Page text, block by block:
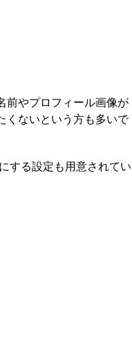
前やプロフィール画像が
くないという方も多いで
する設定も用意されてい